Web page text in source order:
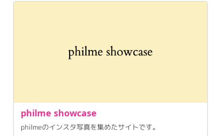
philme showcase
philmeのインスタ写真を集めたサイトです。